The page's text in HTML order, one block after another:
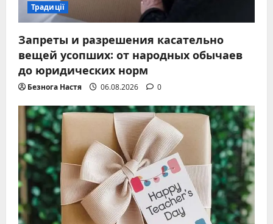
Традиції
Запреты и разрешения касательно
вещей усопших: от народных обычаев
до юридических норм
Безнога Настя 06.08.2026 0